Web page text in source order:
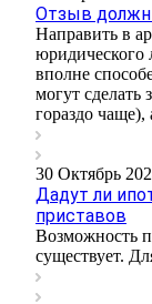
Отзыв
Направить в
юридического
вполне
могут сделать
гораздо
30 Октябрь
Дадут ли
приставов
Возможность
существует.